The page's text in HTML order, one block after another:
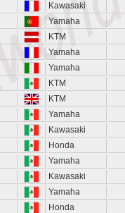
Kawasaki
Yamaha
KTM
Yamaha
Yamaha
KTM
KTM
Yamaha
Kawasaki
Honda
Yamaha
Kawasaki
Yamaha
Honda